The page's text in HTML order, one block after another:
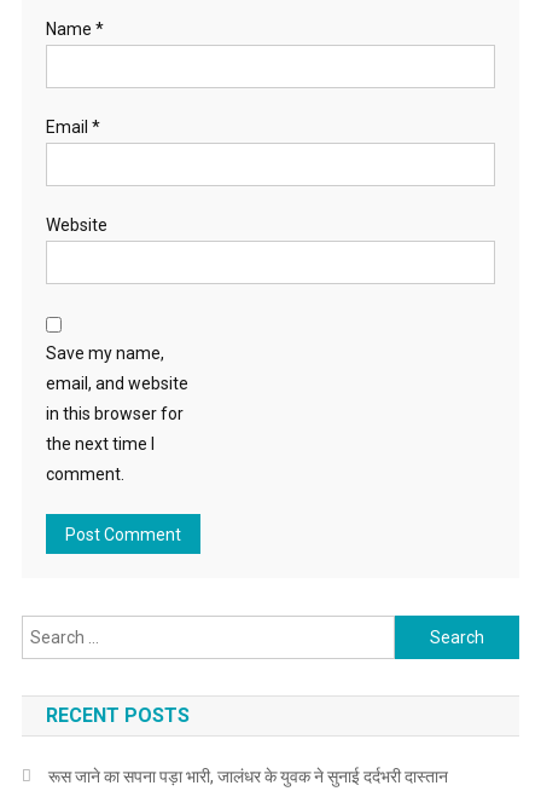
Name *
Email *
Website
Save my name,
email, and website
in this browser for
the next time I
comment.
Search for:
RECENT POSTS
रूस जाने का सपना पड़ा भारी, जालंधर के युवक ने सुनाई दर्दभरी दास्तान